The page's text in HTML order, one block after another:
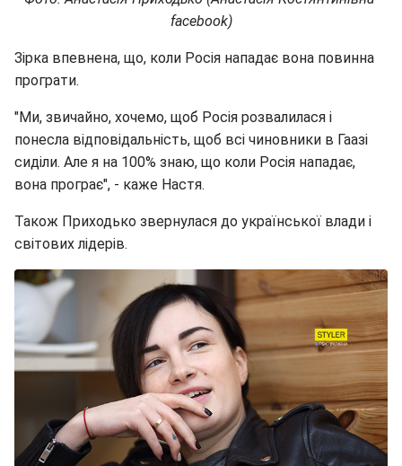
facebook)
Зірка впевнена, що, коли Росія нападає вона повинна
програти.
"Ми, звичайно, хочемо, щоб Росія розвалилася і
понесла відповідальність, щоб всі чиновники в Гаазі
сиділи. Але я на 100% знаю, що коли Росія нападає,
вона програє", - каже Настя.
Також Приходько звернулася до української влади і
світових лідерів.